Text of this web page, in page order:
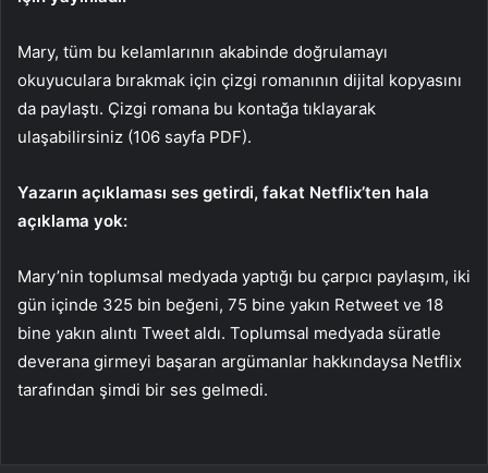
Mary, tüm bu kelamlarının akabinde doğrulamayı
okuyuculara bırakmak için çizgi romanının dijital kopyasını
da paylaştı. Çizgi romana bu kontağa tıklayarak
ulaşabilirsiniz (106 sayfa PDF).
Yazarın açıklaması ses getirdi, fakat Netflix’ten hala
açıklama yok:
Mary’nin toplumsal medyada yaptığı bu çarpıcı paylaşım, iki
gün içinde 325 bin beğeni, 75 bine yakın Retweet ve 18
bine yakın alıntı Tweet aldı. Toplumsal medyada süratle
deverana girmeyi başaran argümanlar hakkındaysa Netflix
tarafından şimdi bir ses gelmedi.